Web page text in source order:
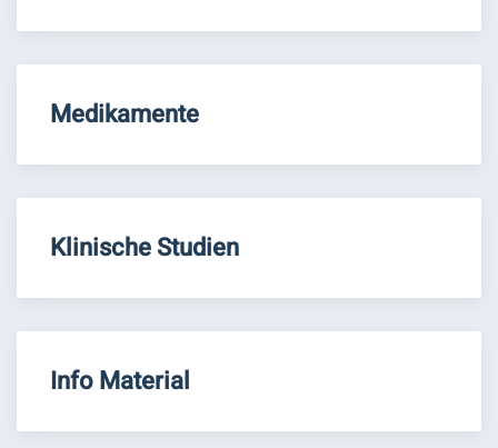
Medikamente
Klinische Studien
Info Material